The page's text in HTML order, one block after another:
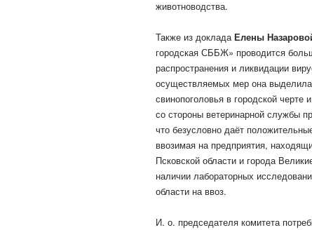
животноводства.
Также из докладаЕлены
городская СББЖ» проводится
распространения и ликвидации
осуществляемых мер она
свинопоголовья в городской
со стороны ветеринарной службы
что безусловно даёт
ввозимая на предприятия,
Псковской области и города
наличии лабораторных
области на ввоз.
И. о. председателя комитета